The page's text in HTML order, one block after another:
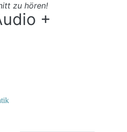
zu hören!
+